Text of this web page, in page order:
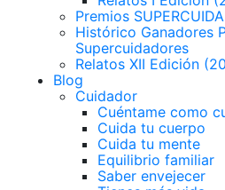
Premios
Histórico Ganadores
Supercuidadores
Relatos XII Edición
Blog
Cuidador
Cuéntame como
Cuida tu cuerpo
Cuida tu mente
Equilibrio familiar
Saber envejecer